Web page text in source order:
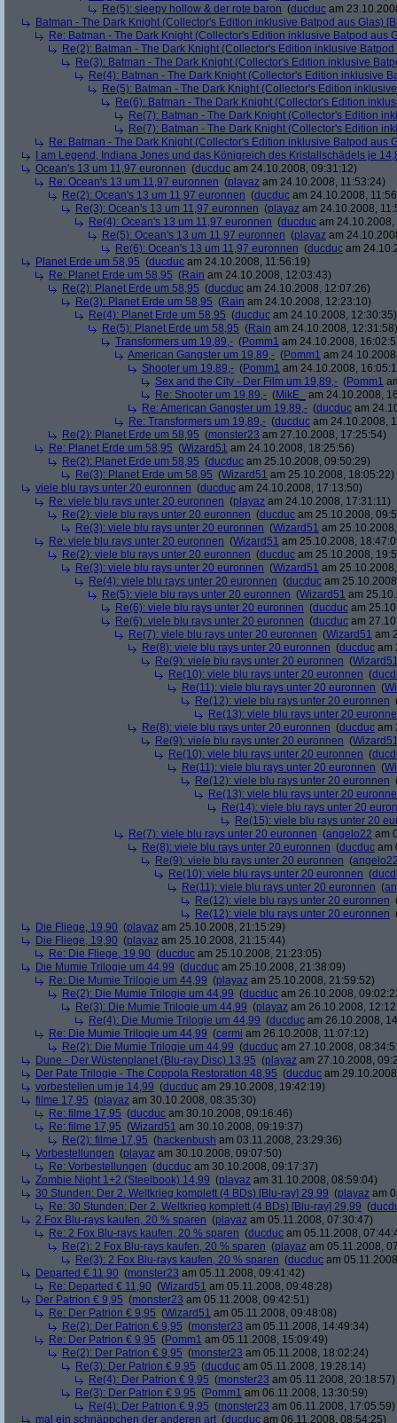
Re(5): sleepy hollow & der rote baron (ducduc am
Batman - The Dark Knight (Collector's Edition inklusive Batpod aus Glas)
Re: Batman - The Dark Knight (Collector's Edition inklusive Batpod aus
Re(2): Batman - The Dark Knight (Collector's Edition inklusive
Re(3): Batman - The Dark Knight (Collector's Edition inklusive
Re(4): Batman - The Dark Knight (Collector's Edition inklusive
Re(5): Batman - The Dark Knight (Collector's Edition
Re(6): Batman - The Dark Knight (Collector's Edition
Re(7): Batman - The Dark Knight (Collector's Edition
Re(7): Batman - The Dark Knight (Collector's Edition
Re: Batman - The Dark Knight (Collector's Edition inklusive Batpod aus
I am Legend, Indiana Jones und das Königreich des Kristallschädels je
Ocean's 13 um 11,97 euronnen (ducduc am 24.10.2008, 09:31:12)
Re: Ocean's 13 um 11,97 euronnen (playaz am 24.10.2008, 11:53:24)
Re(2): Ocean's 13 um 11,97 euronnen (ducduc am 24.10.2008,
Re(3): Ocean's 13 um 11,97 euronnen (playaz am 24.10.2008,
Re(4): Ocean's 13 um 11,97 euronnen (ducduc am
Re(5): Ocean's 13 um 11,97 euronnen (playaz am
Re(6): Ocean's 13 um 11,97 euronnen (ducduc am
Planet Erde um 58,95 (ducduc am 24.10.2008, 11:56:19)
Re: Planet Erde um 58,95 (Rain am 24.10.2008, 12:03:43)
Re(2): Planet Erde um 58,95 (ducduc am 24.10.2008, 12:07:26)
Re(3): Planet Erde um 58,95 (Rain am 24.10.2008, 12:23:10)
Re(4): Planet Erde um 58,95 (ducduc am 24.10.2008, 12:30:35)
Re(5): Planet Erde um 58,95 (Rain am 24.10.2008, 12:31:58)
Transformers um 19,89,- (Pomm1 am 24.10.2008,
American Gangster um 19,89,- (Pomm1 am
Shooter um 19,89,- (Pomm1 am 24.10.2008,
Sex and the City - Der Film um 19,89,- (Pomm1
Re: Shooter um 19,89,- (MikE_
am 24.10.2008,
Re: American Gangster um 19,89,- (ducduc am
Re: Transformers um 19,89,- (ducduc am 24.10.2008,
Re(2): Planet Erde um 58,95 (monster23 am 27.10.2008, 17:25:54)
Re: Planet Erde um 58,95 (Wizard51 am 24.10.2008, 18:25:56)
Re(2): Planet Erde um 58,95 (ducduc am 25.10.2008, 09:50:29)
Re(3): Planet Erde um 58,95 (Wizard51 am 25.10.2008, 18:05:22)
viele blu rays unter 20 euronnen (ducduc am 24.10.2008, 17:13:50)
Re: viele blu rays unter 20 euronnen (playaz am 24.10.2008, 17:31:11)
Re(2): viele blu rays unter 20 euronnen (ducduc am 25.10.2008,
Re(3): viele blu rays unter 20 euronnen (Wizard51 am
Re: viele blu rays unter 20 euronnen (Wizard51 am 25.10.2008,
Re(2): viele blu rays unter 20 euronnen (ducduc am 25.10.2008,
Re(3): viele blu rays unter 20 euronnen (Wizard51 am
Re(4): viele blu rays unter 20 euronnen (ducduc am
Re(5): viele blu rays unter 20 euronnen (Wizard51 am
Re(6): viele blu rays unter 20 euronnen (ducduc am
Re(6): viele blu rays unter 20 euronnen (ducduc am
Re(7): viele blu rays unter 20 euronnen (Wizard51 am
Re(8): viele blu rays unter 20 euronnen (ducduc am
Re(9): viele blu rays unter 20 euronnen (
Re(10): viele blu rays unter 20 euronnen (
Re(11): viele blu rays unter 20 euronnen (
Re(12): viele blu rays unter 20 euronnen
Re(13): viele blu rays unter 20
Re(8): viele blu rays unter 20 euronnen (ducduc am
Re(9): viele blu rays unter 20 euronnen (
Re(10): viele blu rays unter 20 euronnen (
Re(11): viele blu rays unter 20 euronnen (
Re(12): viele blu rays unter 20 euronnen
Re(13): viele blu rays unter 20
Re(14): viele blu rays unter 20
Re(15): viele blu rays unter 20
Re(7): viele blu rays unter 20 euronnen (angelo22 am
Re(8): viele blu rays unter 20 euronnen (ducduc am
Re(9): viele blu rays unter 20 euronnen (
Re(10): viele blu rays unter 20 euronnen (
Re(11): viele blu rays unter 20 euronnen (
Re(12): viele blu rays unter 20 euronnen
Re(12): viele blu rays unter 20 euronnen
Die Fliege, 19,90 (playaz am 25.10.2008, 21:15:29)
Die Fliege, 19,90 (playaz am 25.10.2008, 21:15:44)
Re: Die Fliege, 19,90 (ducduc am 25.10.2008, 21:23:05)
Die Mumie Trilogie um 44,99 (ducduc am 25.10.2008, 21:38:09)
Re: Die Mumie Trilogie um 44,99 (playaz am 25.10.2008, 21:59:52)
Re(2): Die Mumie Trilogie um 44,99 (ducduc am 26.10.2008,
Re(3): Die Mumie Trilogie um 44,99 (playaz am 26.10.2008,
Re(4): Die Mumie Trilogie um 44,99 (ducduc am 26.10.2008,
Re: Die Mumie Trilogie um 44,99 (cermi am 26.10.2008, 11:07:12)
Re(2): Die Mumie Trilogie um 44,99 (ducduc am 27.10.2008,
Dune - Der Wüstenplanet (Blu-ray Disc) 13,95 (playaz am 27.10.2008,
Der Pate Trilogie - The Coppola Restoration 48,95 (ducduc am
vorbestellen um je 14,99 (ducduc am 29.10.2008, 19:42:19)
filme 17,95 (playaz am 30.10.2008, 08:35:30)
Re: filme 17,95 (ducduc am 30.10.2008, 09:16:46)
Re: filme 17,95 (Wizard51 am 30.10.2008, 09:19:37)
Re(2): filme 17,95 (hackenbush am 03.11.2008, 23:29:36)
Vorbestellungen (playaz am 30.10.2008, 09:07:50)
Re: Vorbestellungen (ducduc am 30.10.2008, 09:17:37)
Zombie Night 1+2 (Steelbook) 14,99 (playaz am 31.10.2008, 08:59:04)
30 Stunden: Der 2. Weltkrieg komplett (4 BDs) [Blu-ray] 29,99 (playaz am
Re: 30 Stunden: Der 2. Weltkrieg komplett (4 BDs) [Blu-ray] 29,99 (
2 Fox Blu-rays kaufen, 20 % sparen (playaz am 05.11.2008, 07:30:47)
Re: 2 Fox Blu-rays kaufen, 20 % sparen (ducduc am 05.11.2008,
Re(2): 2 Fox Blu-rays kaufen, 20 % sparen (playaz am 05.11.2008,
Re(3): 2 Fox Blu-rays kaufen, 20 % sparen (ducduc am
Departed € 11,90 (monster23 am 05.11.2008, 09:41:42)
Re: Departed € 11,90 (Wizard51 am 05.11.2008, 09:48:28)
Der Patrion € 9,95 (monster23 am 05.11.2008, 09:42:51)
Re: Der Patrion € 9,95 (Wizard51 am 05.11.2008, 09:48:08)
Re(2): Der Patrion € 9,95 (monster23 am 05.11.2008, 14:49:34)
Re: Der Patrion € 9,95 (Pomm1 am 05.11.2008, 15:09:49)
Re(2): Der Patrion € 9,95 (monster23 am 05.11.2008, 18:02:24)
Re(3): Der Patrion € 9,95 (ducduc am 05.11.2008, 19:28:14)
Re(4): Der Patrion € 9,95 (monster23 am 05.11.2008, 20:18:57)
Re(3): Der Patrion € 9,95 (Pomm1 am 06.11.2008, 13:30:59)
Re(4): Der Patrion € 9,95 (monster23 am 06.11.2008, 17:05:59)
mal ein schnäppchen der anderen art (ducduc am 06.11.2008, 08:54:25)